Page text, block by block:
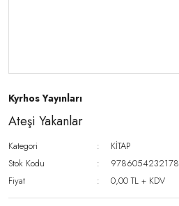
Kyrhos Yayınları
Ateşi Yakanlar
Kategori
KİTAP
Stok Kodu
9786054232178
Fiyat
0,00 TL + KDV